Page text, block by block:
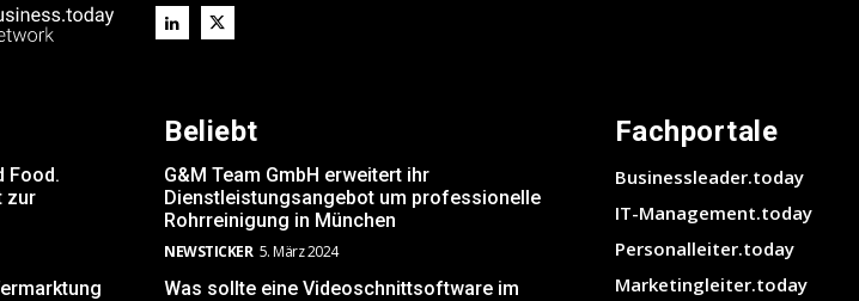
Food.
zur
Beliebt
G&M Team GmbH erweitert ihr
Dienstleistungsangebot um professionelle
Rohrreinigung in München
NEWSTICKER 5. März 2024
Was sollte eine Videoschnittsoftware im
Fachportale
Businessleader.today
IT-Management.today
Personalleiter.today
Marketingleiter.today